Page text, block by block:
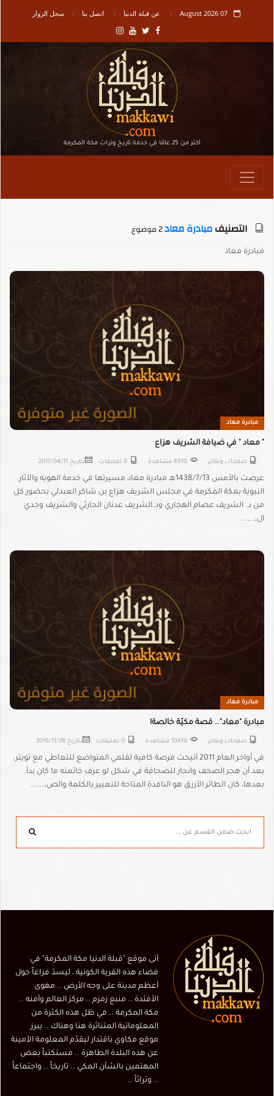
07 August 2026 عن قبلة الدنيا اتصل بنا سجل الزوار
أكثر من 25 عامًا في خدمة تاريـخ وتراث مكة المكرمة
التصنيفمبادرة معاد
مبادرة معاد
مبادرة معاد
" معاد " في ضيافة الشريف هزاع
صفحات وتقاير 6910 مشاهدة 0 تعليقات بتاريخ 2017/04/11
عرضت بالأمس 1438/7/13هـ مبادرة معاد مسيرتها في خدمة الهويه والآثار
النبوية بمكة المكرمة في مجلس الشريف هزاع بن شاكر العبدلي بحضور كل
من د. الشريف عصام الهجاري ود.الشريف عدنان الحارثي والشريف وجدي
ال;......
مبادرة معاد
مبادرة "معاد".. قصة مكيّة خالصة!
صفحات وتقاير 10410 مشاهدة 0 تعليقات بتاريخ 2016/11/28
في أواخر العام 2011 أتيحت فرصة كافية لقلمي المتواضع للتعاطي مع تويتر،
بعد أن هجر الصحف وانحاز للصحافة في شكل لو عرف خاتمته ما كان بدأ.
بعدها، كان الطائر الأزرق هو النافذة المتاحة للتعبير بالكلمة والص;......
أتى موقع "قبلة الدنيا مكة المكرمة" في
فضاء هذه القرية الكونية ، ليسدّ فراغاً حول
أعظم مدينة على وجه الأرض .. مهوى
الأفئدة .. منبع زمزم .. مركز العالم وأمنه ..
مكة المكرمة .. في ظل هذه الكثرة من
المعلوماتية المتناثرة هنا وهناك .. يبرز
موقع مكاوي باقتدار ليقدّم المعلومة الأمينة
عن هذه البلدة الطاهرة .. مستكتباً بعض
المهتمين بالشأن المكي .. تاريخاً .. واجتماعاً
.. وتراثاً ..